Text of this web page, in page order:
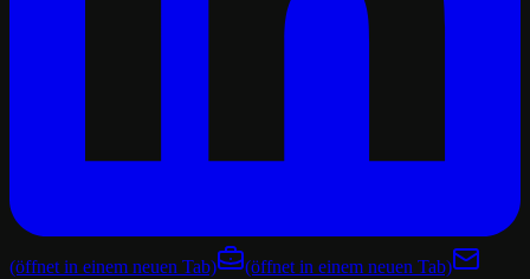
(öffnet in einem neuen Tab) (öffnet in einem neuen Tab)